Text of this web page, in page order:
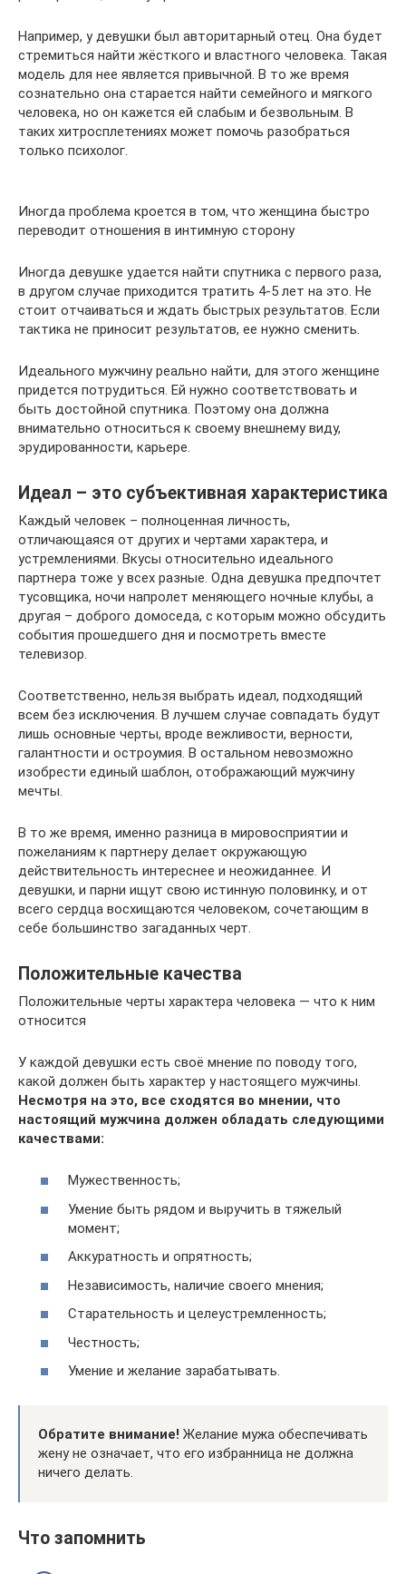
Например, у девушки был авторитарный отец. Она будет
стремиться найти жёсткого и властного человека. Такая
модель для нее является привычной. В то же время
сознательно она старается найти семейного и мягкого
человека, но он кажется ей слабым и безвольным. В
таких хитросплетениях может помочь разобраться
только психолог.
Иногда проблема кроется в том, что женщина быстро
переводит отношения в интимную сторону
Иногда девушке удается найти спутника с первого раза,
в другом случае приходится тратить 4-5 лет на это. Не
стоит отчаиваться и ждать быстрых результатов. Если
тактика не приносит результатов, ее нужно сменить.
Идеального мужчину реально найти, для этого женщине
придется потрудиться. Ей нужно соответствовать и
быть достойной спутника. Поэтому она должна
внимательно относиться к своему внешнему виду,
эрудированности, карьере.
Идеал – это субъективная характеристика
Каждый человек – полноценная личность,
отличающаяся от других и чертами характера, и
устремлениями. Вкусы относительно идеального
партнера тоже у всех разные. Одна девушка предпочтет
тусовщика, ночи напролет меняющего ночные клубы, а
другая – доброго домоседа, с которым можно обсудить
события прошедшего дня и посмотреть вместе
телевизор.
Соответственно, нельзя выбрать идеал, подходящий
всем без исключения. В лучшем случае совпадать будут
лишь основные черты, вроде вежливости, верности,
галантности и остроумия. В остальном невозможно
изобрести единый шаблон, отображающий мужчину
мечты.
В то же время, именно разница в мировосприятии и
пожеланиям к партнеру делает окружающую
действительность интереснее и неожиданнее. И
девушки, и парни ищут свою истинную половинку, и от
всего сердца восхищаются человеком, сочетающим в
себе большинство загаданных черт.
Положительные качества
Положительные черты характера человека — что к ним
относится
У каждой девушки есть своё мнение по поводу того,
какой должен быть характер у настоящего мужчины.
Несмотря на это, все сходятся во мнении, что
настоящий мужчина должен обладать следующими
качествами:
Мужественность;
Умение быть рядом и выручить в тяжелый
момент;
Аккуратность и опрятность;
Независимость, наличие своего мнения;
Старательность и целеустремленность;
Честность;
Умение и желание зарабатывать.
Обратите внимание! Желание мужа обеспечивать
жену не означает, что его избранница не должна
ничего делать.
Что запомнить